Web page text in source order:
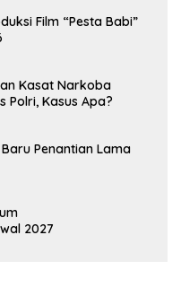
Film “Pesta Babi”
Kasat Narkoba
Polri, Kasus Apa?
Baru Penantian Lama
2027